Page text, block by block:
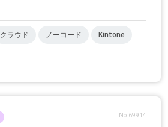
クラウド ノーコード Kintone
No.69914